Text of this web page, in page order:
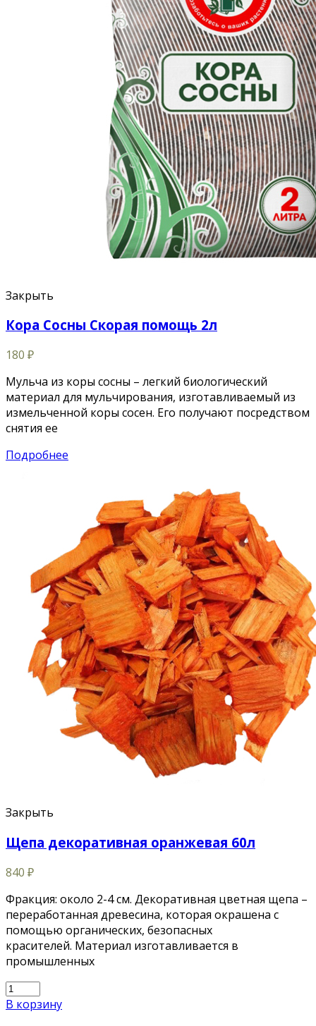
Закрыть
Кора Сосны Скорая помощь 2л
180 ₽
Мульча из коры сосны – легкий биологический
материал для мульчирования, изготавливаемый из
измельченной коры сосен. Его получают посредством
снятия ее
Подробнее
Закрыть
Щепа декоративная оранжевая 60л
840 ₽
Фракция: около 2-4 см. Декоративная цветная щепа –
переработанная древесина, которая окрашена с
помощью органических, безопасных
красителей. Материал изготавливается в
промышленных
В корзину